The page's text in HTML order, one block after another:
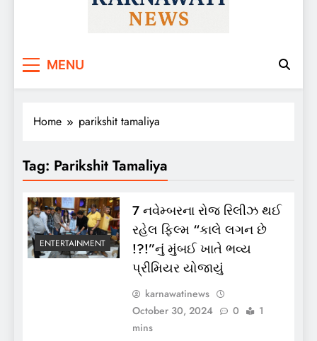
MENU
Home parikshit tamaliya
Tag: Parikshit Tamaliya
ENTERTAINMENT
7 નવેમ્બરના રોજ રિલીઝ થઈ
રહેલ ફિલ્મ “કાલે લગન છે
!?!”નું મુંબઈ ખાતે ભવ્ય
પ્રીમિયર યોજાયું
karnawatinews
October 30, 2024
0
1
mins